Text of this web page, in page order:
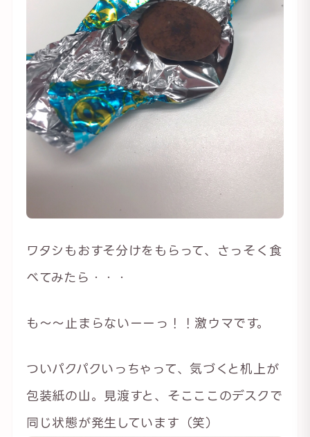
ワタシもおすそ分けをもらって、さっそく食
べてみたら・・・
も～～止まらないーーっ！！激ウマです。
ついパクパクいっちゃって、気づくと机上が
包装紙の山。見渡すと、そこここのデスクで
同じ状態が発生しています（笑）